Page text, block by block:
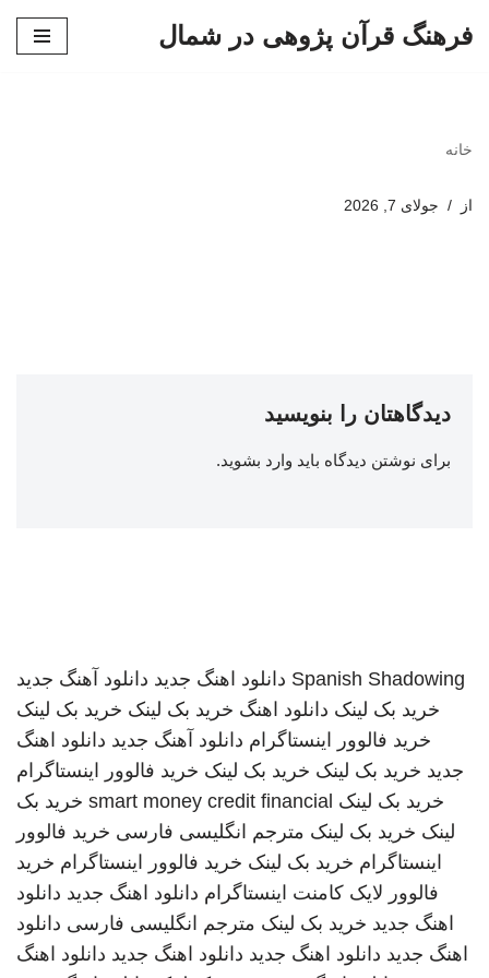
فرهنگ قرآن پژوهی در شمال
خانه
از جولای 7, 2026
دیدگاهتان را بنویسید
برای نوشتن دیدگاه باید وارد بشوید.
Spanish Shadowing دانلود اهنگ جدید دانلود آهنگ جدید
خرید بک لینک دانلود اهنگ خرید بک لینک خرید بک لینک
خرید فالوور اینستاگرام دانلود آهنگ جدید دانلود اهنگ
جدید خرید بک لینک خرید بک لینک خرید فالوور اینستاگرام
خرید بک لینک smart money credit financial خرید بک
لینک خرید بک لینک مترجم انگلیسی فارسی خرید فالوور
اینستاگرام خرید بک لینک خرید فالوور اینستاگرام خرید
فالوور لایک کامنت اینستاگرام دانلود اهنگ جدید دانلود
اهنگ جدید خرید بک لینک مترجم انگلیسی فارسی دانلود
اهنگ جدید دانلود اهنگ جدید دانلود اهنگ جدید دانلود اهنگ